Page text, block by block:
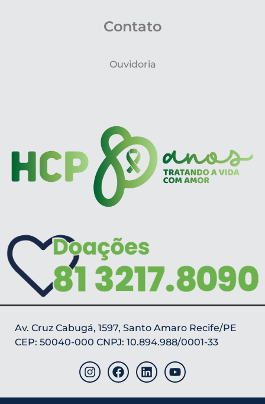
Contato
Ouvidoria
Av. Cruz Cabugá, 1597, Santo Amaro Recife/PE
CEP: 50040-000 CNPJ: 10.894.988/0001-33